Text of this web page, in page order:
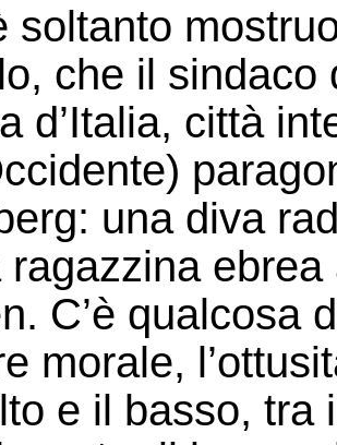
soltanto
che il
d’Italia, città
una diva
ragazzina
C’è qualcosa
morale,
e il basso,